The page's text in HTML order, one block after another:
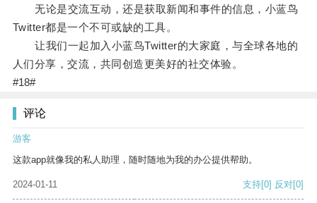
无论是交流互动，还是获取新闻和事件的信息，小蓝鸟
Twitter都是一个不可或缺的工具。
让我们一起加入小蓝鸟Twitter的大家庭，与全球各地的
人们分享，交流，共同创造更美好的社交体验。
#18#
评论
游客
这款app就像我的私人助理，随时随地为我的办公提供帮助。
2024-01-11 支持[0] 反对[0]